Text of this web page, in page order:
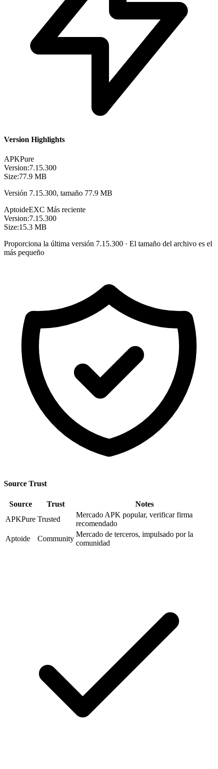
Version Highlights
APKPure
Version:7.15.300
Size:77.9 MB
Versión 7.15.300, tamaño 77.9 MB
AptoideEXC Más reciente
Version:7.15.300
Size:15.3 MB
Proporciona la última versión 7.15.300 · El tamaño del archivo es el
más pequeño
Source Trust
Source Trust
Notes
APKPure Trusted
Mercado APK popular, verificar firma
recomendado
Aptoide
Community
Mercado de terceros, impulsado por la
comunidad